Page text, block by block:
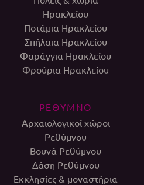
Ηρακλείου
Ποτάμια Ηρακλείου
Σπήλαια Ηρακλείου
Φαράγγια Ηρακλείου
Φρούρια Ηρακλείου
ΡΕΘΥΜΝΟ
Αρχαιολογικοί χώροι
Ρεθύμνου
Βουνά Ρεθύμνου
Δάση Ρεθύμνου
Εκκλησίες & μοναστήρια